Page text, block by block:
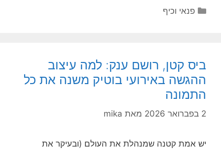
קטגוריות
פנאי וכיף
ביס קטן, רושם ענק: למה עיצוב
ההגשה באירועי בוטיק משנה את כל
התמונה
2 בפברואר 2026 מאת mika
יש אמת קטנה שמנהלת את העולם (ובעיקר את